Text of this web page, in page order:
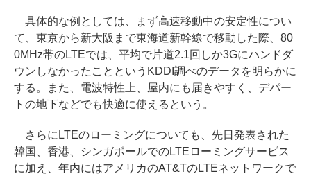
具体的な例としては、まず高速移動中の安定性につい
て、東京から新大阪まで東海道新幹線で移動した際、80
0MHz帯のLTEでは、平均で片道2.1回しか3Gにハンドダ
ウンしなかったことというKDDI調べのデータを明らかに
する。また、電波特性上、屋内にも届きやすく、デパー
トの地下などでも快適に使えるという。
さらにLTEのローミングについても、先日発表された
韓国、香港、シンガポールでのLTEローミングサービス
に加え、年内にはアメリカのAT&TのLTEネットワークで